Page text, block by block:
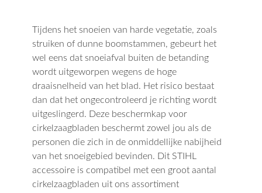
Tijdens het snoeien van harde vegetatie, zoals
struiken of dunne boomstammen, gebeurt het
wel eens dat snoeiafval buiten de betanding
wordt uitgeworpen wegens de hoge
draaisnelheid van het blad. Het risico bestaat
dan dat het ongecontroleerd je richting wordt
uitgeslingerd. Deze beschermkap voor
cirkelzaagbladen beschermt zowel jou als de
personen die zich in de onmiddellijke nabijheid
van het snoeigebied bevinden. Dit STIHL
accessoire is compatibel met een groot aantal
cirkelzaagbladen uit ons assortiment